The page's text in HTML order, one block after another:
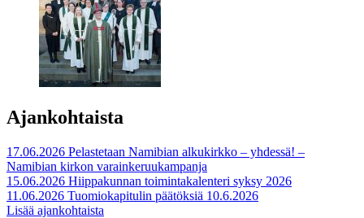
Ajankohtaista
17.06.2026 Pelastetaan Namibian alkukirkko – yhdessä! –
Namibian kirkon varainkeruukampanja
15.06.2026 Hiippakunnan toimintakalenteri syksy 2026
11.06.2026 Tuomiokapitulin päätöksiä 10.6.2026
Lisää ajankohtaista